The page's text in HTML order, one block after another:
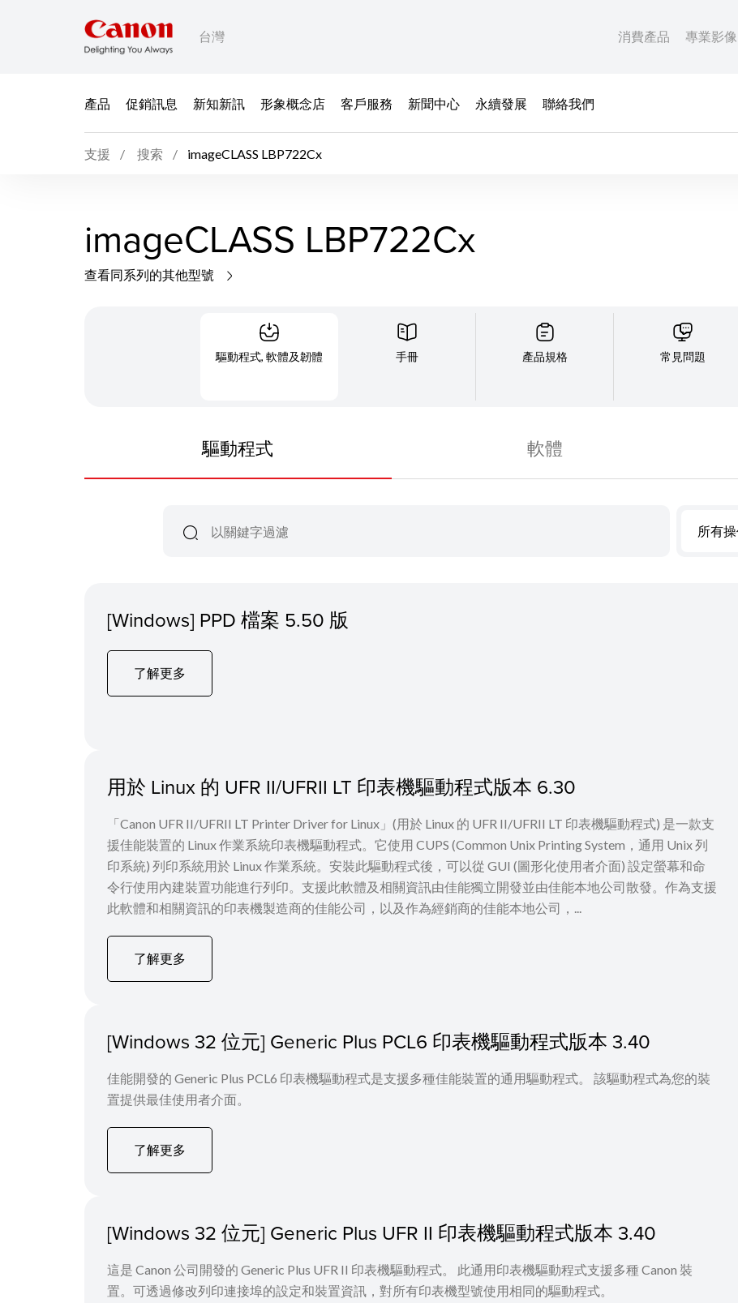
台灣 消費產品 專業影像
產品 促銷訊息 新知新訊 形象概念店 客戶服務 新聞中心 永續發展 聯絡我們
支援 搜索 imageCLASS LBP722Cx
imageCLASS LBP722Cx
查看同系列的其他型號
驅動程式, 軟體及韌體 手冊 產品規格 常見問題
驅動程式 軟體
所有
[Windows] PPD 檔案 5.50 版
了解更多
用於 Linux 的 UFR II/UFRII LT 印表機驅動程式版本 6.30
「Canon UFR II/UFRII LT Printer Driver for Linux」(用於 Linux 的 UFR II/UFRII LT 印表機驅動程式) 是一款支
援佳能裝置的 Linux 作業系統印表機驅動程式。它使用 CUPS (Common Unix Printing System，通用 Unix 列
印系統) 列印系統用於 Linux 作業系統。安裝此驅動程式後，可以從 GUI (圖形化使用者介面) 設定螢幕和命
令行使用內建裝置功能進行列印。支援此軟體及相關資訊由佳能獨立開發並由佳能本地公司散發。作為支援
此軟體和相關資訊的印表機製造商的佳能公司，以及作為經銷商的佳能本地公司，...
了解更多
[Windows 32 位元] Generic Plus PCL6 印表機驅動程式版本 3.40
佳能開發的 Generic Plus PCL6 印表機驅動程式是支援多種佳能裝置的通用驅動程式。 該驅動程式為您的裝
置提供最佳使用者介面。
了解更多
[Windows 32 位元] Generic Plus UFR II 印表機驅動程式版本 3.40
這是 Canon 公司開發的 Generic Plus UFR II 印表機驅動程式。 此通用印表機驅動程式支援多種 Canon 裝
置。可透過修改列印連接埠的設定和裝置資訊，對所有印表機型號使用相同的驅動程式。